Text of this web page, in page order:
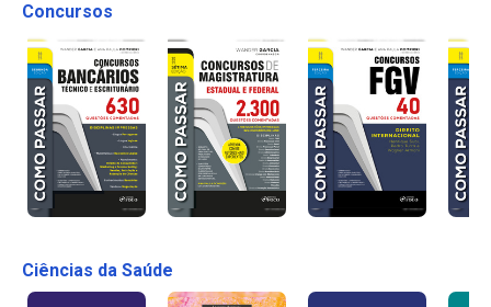
Concursos
Ciências da Saúde